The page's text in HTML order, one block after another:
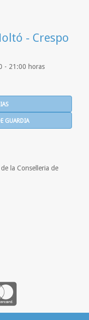
- Crespo
- 21:00 horas
GUARDIA
la Conselleria de